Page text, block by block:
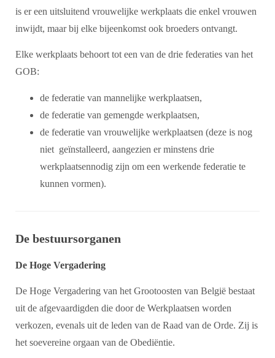
is er een uitsluitend vrouwelijke werkplaats die enkel vrouwen
inwijdt, maar bij elke bijeenkomst ook broeders ontvangt.
Elke werkplaats behoort tot een van de drie federaties van het
GOB:
de federatie van mannelijke werkplaatsen,
de federatie van gemengde werkplaatsen,
de federatie van vrouwelijke werkplaatsen (deze is nog
niet geïnstalleerd, aangezien er minstens drie
werkplaatsennodig zijn om een werkende federatie te
kunnen vormen).
De bestuursorganen
De Hoge Vergadering
De Hoge Vergadering van het Grootoosten van België bestaat
uit de afgevaardigden die door de Werkplaatsen worden
verkozen, evenals uit de leden van de Raad van de Orde. Zij is
het soevereine orgaan van de Obediëntie.